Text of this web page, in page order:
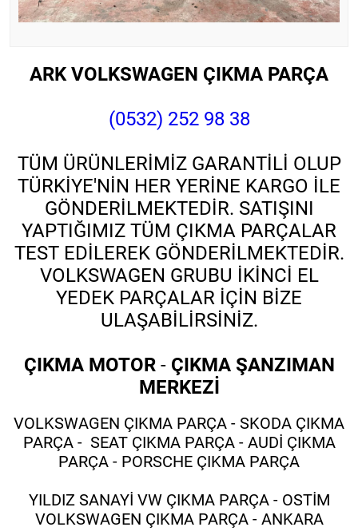
ARK VOLKSWAGEN ÇIKMA PARÇA
(0532) 252 98 38
TÜM ÜRÜNLERİMİZ GARANTİLİ OLUP
TÜRKİYE'NİN HER YERİNE KARGO İLE
GÖNDERİLMEKTEDİR. SATIŞINI
YAPTIĞIMIZ TÜM ÇIKMA PARÇALAR
TEST EDİLEREK GÖNDERİLMEKTEDİR.
VOLKSWAGEN GRUBU İKİNCİ EL
YEDEK PARÇALAR İÇİN BİZE
ULAŞABİLİRSİNİZ.
ÇIKMA MOTOR- ÇIKMA ŞANZIMAN
MERKEZİ
VOLKSWAGEN ÇIKMA PARÇA - SKODA ÇIKMA
PARÇA - SEAT ÇIKMA PARÇA - AUDİ ÇIKMA
PARÇA - PORSCHE ÇIKMA PARÇA
YILDIZ SANAYİ VW ÇIKMA PARÇA - OSTİM
VOLKSWAGEN ÇIKMA PARÇA - ANKARA